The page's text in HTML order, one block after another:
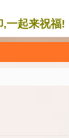
,一起来祝福!